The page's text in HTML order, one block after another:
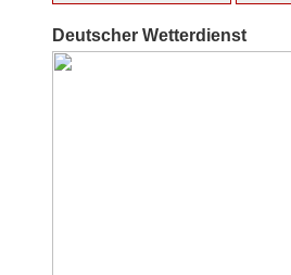
Deutscher Wetterdienst